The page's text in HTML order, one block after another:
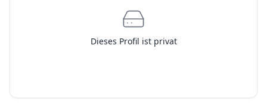
Dieses Profil ist privat